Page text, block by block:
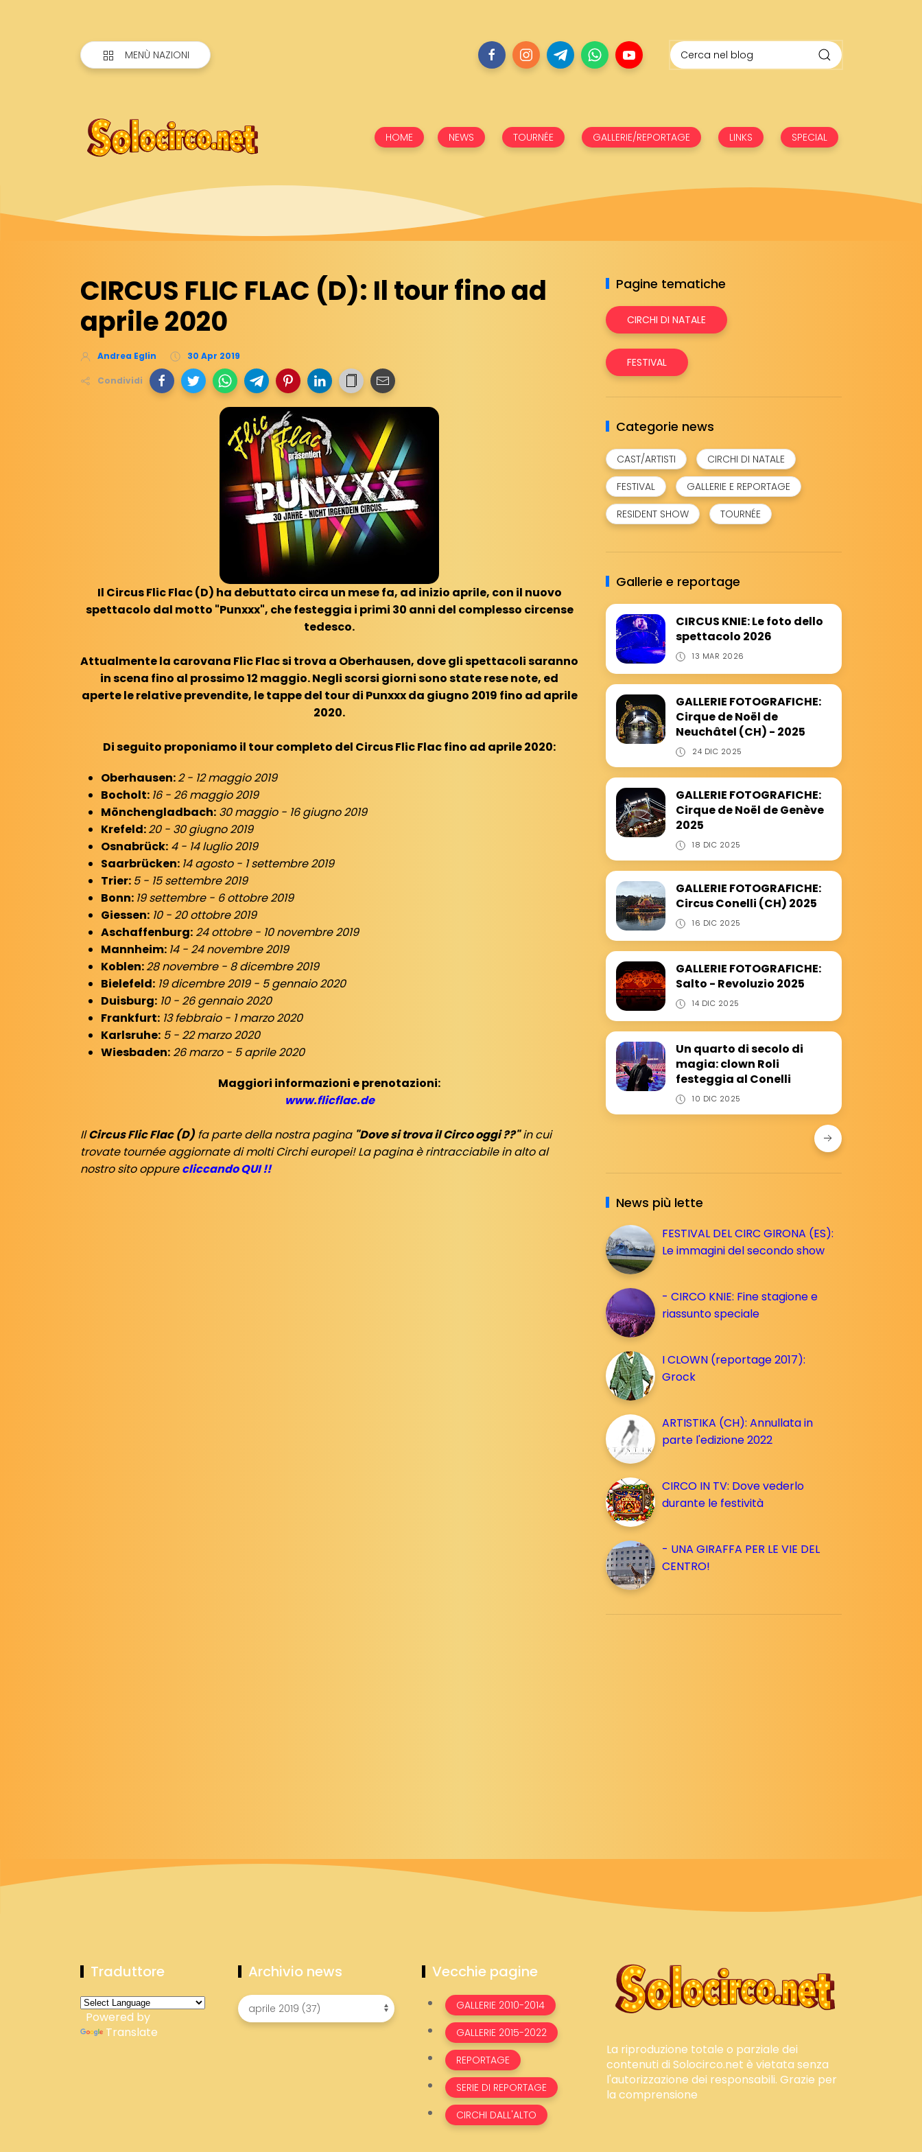
MENÙ NAZIONI
HOME NEWS TOURNÉE GALLERIE/REPORTAGE LINKS SPECIAL
CIRCUS FLIC FLAC (D): Il tour fino ad
aprile 2020
Andrea Eglin 30 Apr 2019
Condividi
Il Circus Flic Flac (D) ha debuttato circa un mese fa, ad inizio aprile, con il nuovo
spettacolo dal motto "Punxxx", che festeggia i primi 30 anni del complesso circense
tedesco.
Attualmente la carovana Flic Flac si trova a Oberhausen, dove gli spettacoli saranno
in scena fino al prossimo 12 maggio. Negli scorsi giorni sono state rese note, ed
aperte le relative prevendite, le tappe del tour di Punxxx da giugno 2019 fino ad aprile
2020.
Di seguito proponiamo il tour completo del Circus Flic Flac fino ad aprile 2020:
Oberhausen:2 - 12 maggio 2019
Bocholt: 16 - 26 maggio 2019
Mönchengladbach: 30 maggio - 16 giugno 2019
Krefeld:20 - 30 giugno 2019
Osnabrück: 4 - 14 luglio 2019
Saarbrücken: 14 agosto - 1 settembre 2019
Trier: 5 - 15 settembre 2019
Bonn: 19 settembre - 6 ottobre 2019
Giessen: 10 - 20 ottobre 2019
Aschaffenburg: 24 ottobre - 10 novembre 2019
Mannheim: 14 - 24 novembre 2019
Koblen:28 novembre - 8 dicembre 2019
Bielefeld: 19 dicembre 2019 - 5 gennaio 2020
Duisburg: 10 - 26 gennaio 2020
Frankfurt: 13 febbraio - 1 marzo 2020
Karlsruhe: 5 - 22 marzo 2020
Wiesbaden: 26 marzo - 5 aprile 2020
Maggiori informazioni e prenotazioni:
www.flicflac.de
IlCircus Flic Flac (D) fa parte della nostra pagina "Dove si trova il Circo oggi ??"in cui
trovate tournée aggiornate di molti Circhi europei! La pagina è rintracciabile in alto al
nostro sito oppurecliccando QUI !!
Pagine tematiche
CIRCHI DI NATALE
FESTIVAL
Categorie news
CAST/ARTISTI
CIRCHI DI NATALE
FESTIVAL
GALLERIE E REPORTAGE
RESIDENT SHOW
TOURNÉE
Gallerie e reportage
CIRCUS KNIE: Le foto dello
spettacolo 2026
13 MAR 2026
GALLERIE FOTOGRAFICHE:
Cirque de Noël de
Neuchâtel (CH) - 2025
24 DIC 2025
GALLERIE FOTOGRAFICHE:
Cirque de Noël de Genève
2025
18 DIC 2025
GALLERIE FOTOGRAFICHE:
Circus Conelli (CH) 2025
16 DIC 2025
GALLERIE FOTOGRAFICHE:
Salto - Revoluzio 2025
14 DIC 2025
Un quarto di secolo di
magia: clown Roli
festeggia al Conelli
10 DIC 2025
News più lette
FESTIVAL DEL CIRC GIRONA (ES):
Le immagini del secondo show
- CIRCO KNIE: Fine stagione e
riassunto speciale
I CLOWN (reportage 2017):
Grock
ARTISTIKA (CH): Annullata in
parte l'edizione 2022
CIRCO IN TV: Dove vederlo
durante le festività
- UNA GIRAFFA PER LE VIE DEL
CENTRO!
Traduttore
Powered by
Translate
Archivio news Vecchie pagine
GALLERIE 2010-2014
GALLERIE 2015-2022
REPORTAGE
SERIE DI REPORTAGE
CIRCHI DALL'ALTO
La riproduzione totale o parziale dei
contenuti di Solocirco.net è vietata senza
l'autorizzazione dei responsabili. Grazie per
la comprensione